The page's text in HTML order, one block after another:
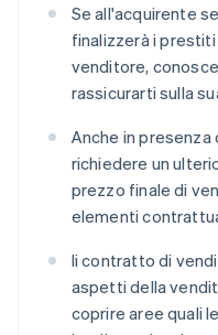
Se all'acquirente
finalizzerà i
venditore,
rassicurarti sulla
Anche in presenza
richiedere un
prezzo finale di
elementi
Ii contratto di
aspetti della
coprire aree quali